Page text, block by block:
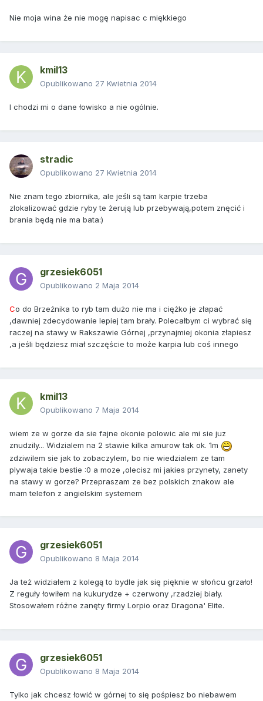
Nie moja wina że nie mogę napisac c miękkiego
kmil13
Opublikowano 27 Kwietnia 2014
I chodzi mi o dane łowisko a nie ogólnie.
stradic
Opublikowano 27 Kwietnia 2014
Nie znam tego zbiornika, ale jeśli są tam karpie trzeba
zlokalizować gdzie ryby te żerują lub przebywają,potem znęcić i
brania będą nie ma bata:)
grzesiek6051
Opublikowano 2 Maja 2014
Co do Brzeźnika to ryb tam dużo nie ma i ciężko je złapać
,dawniej zdecydowanie lepiej tam brały. Polecałbym ci wybrać się
raczej na stawy w Rakszawie Górnej ,przynajmiej okonia złapiesz
,a jeśli będziesz miał szczęście to może karpia lub coś innego
kmil13
Opublikowano 7 Maja 2014
wiem ze w gorze da sie fajne okonie polowic ale mi sie juz
znudzily... Widzialem na 2 stawie kilka amurow tak ok. 1m
zdziwilem sie jak to zobaczylem, bo nie wiedzialem ze tam
plywaja takie bestie :0 a moze ,olecisz mi jakies przynety, zanety
na stawy w gorze? Przepraszam ze bez polskich znakow ale
mam telefon z angielskim systemem
grzesiek6051
Opublikowano 8 Maja 2014
Ja też widziałem z kolegą to bydle jak się pięknie w słońcu grzało!
Z reguły łowiłem na kukurydze + czerwony ,rzadziej biały.
Stosowałem różne zanęty firmy Lorpio oraz Dragona' Elite.
grzesiek6051
Opublikowano 8 Maja 2014
Tylko jak chcesz łowić w górnej to się pośpiesz bo niebawem